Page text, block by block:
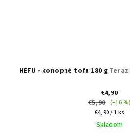
HEFU - konopné tofu 180 g
€4,90
€5,90
(–16 %)
Jednotková
cena:
€4,90 / 1 ks
Skladom